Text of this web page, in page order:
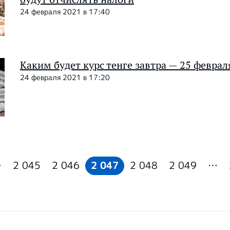
24 февраля 2021 в 17:40
Каким будет курс тенге завтра — 25
24 февраля 2021 в 17:20
2 045 2 046 2 047 2 048 2 049 …